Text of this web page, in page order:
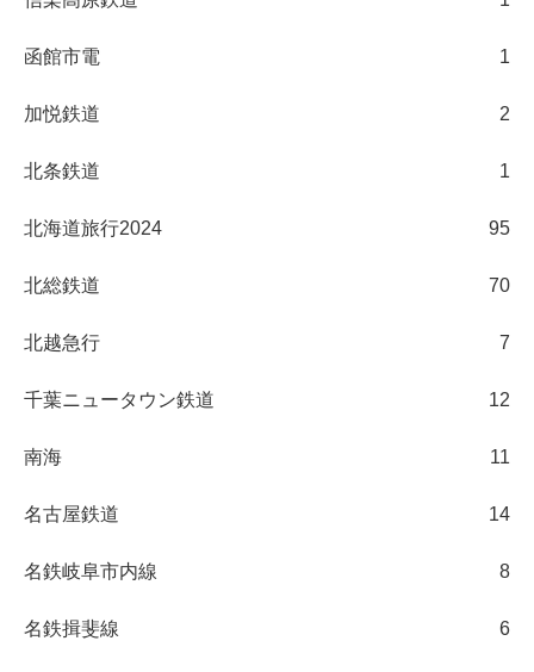
函館市電 1
加悦鉄道 2
北条鉄道 1
北海道旅行2024 95
北総鉄道 70
北越急行 7
千葉ニュータウン鉄道 12
南海 11
名古屋鉄道 14
名鉄岐阜市内線 8
名鉄揖斐線 6